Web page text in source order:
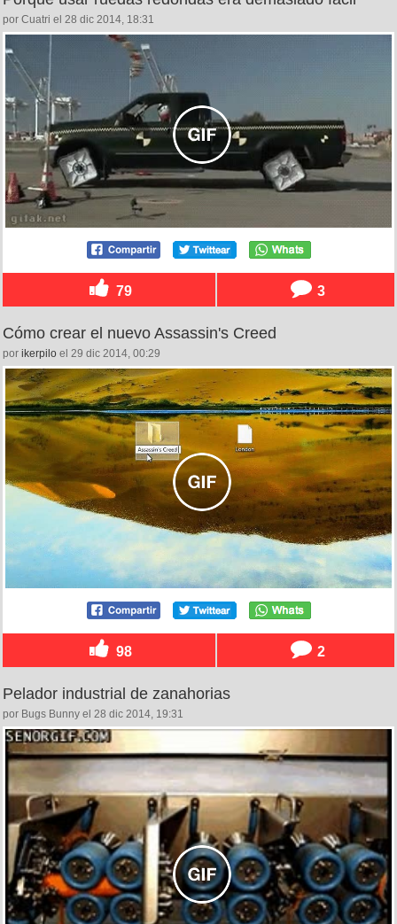
por Cuatri el 28 dic 2014, 18:31
79 3
Cómo crear el nuevo Assassin's Creed
por ikerpilo el 29 dic 2014, 00:29
98 2
Pelador industrial de zanahorias
por Bugs Bunny el 28 dic 2014, 19:31